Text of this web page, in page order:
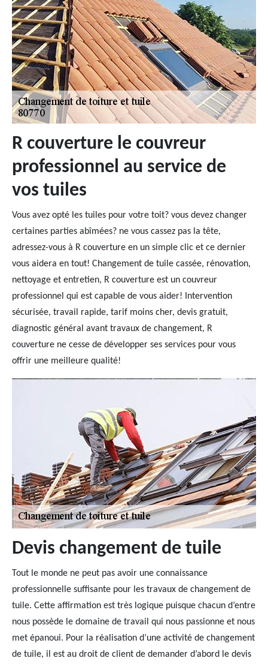
R couverture le couvreur
professionnel au service de
vos tuiles
Vous avez opté les tuiles pour votre toit? vous devez changer
certaines parties abîmées? ne vous cassez pas la tête,
adressez-vous à R couverture en un simple clic et ce dernier
vous aidera en tout! Changement de tuile cassée, rénovation,
nettoyage et entretien, R couverture est un couvreur
professionnel qui est capable de vous aider! Intervention
sécurisée, travail rapide, tarif moins cher, devis gratuit,
diagnostic général avant travaux de changement, R
couverture ne cesse de développer ses services pour vous
offrir une meilleure qualité!
Devis changement de tuile
Tout le monde ne peut pas avoir une connaissance
professionnelle suffisante pour les travaux de changement de
tuile. Cette affirmation est très logique puisque chacun d’entre
nous possède le domaine de travail qui nous passionne et nous
met épanoui. Pour la réalisation d’une activité de changement
de tuile, il est au droit de client de demander d’abord le devis